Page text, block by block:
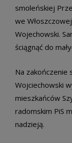
smoleńskiej
we
Wojechowski.
ściągnąć do
Na zakończenie
Wojciechowski
mieszkańców
radomskim PiS
nadzieją.